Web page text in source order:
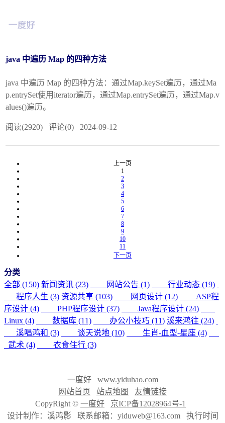
java 中遍历 Map 的四种方法
java 中遍历 Map 的四种方法：通过Map.keySet遍历，通过Ma
p.entrySet使用iterator遍历，通过Map.entrySet遍历，通过Map.v
alues()遍历。
阅读(2920) 评论(0) 2024-09-12
上一页
1
2
3
4
5
6
7
8
9
10
11
下一页
分类
全部 (150) 新闻资讯 (23) 网站公告 (1)
行业动态 (19)
程序人生 (3) 资源共享 (103) 网页设计 (12)
ASP程
序设计 (4)
PHP程序设计 (37)
Java程序设计 (24)
Linux (4)
数据库 (11) 办公小技巧 (11) 溪来鸿往 (24)
溪唱鸿和 (3)
谈天说地 (10)
生肖-血型-星座 (4)
武术 (4)
衣食住行 (3)
一度好 www.yiduhao.com
网站首页
站点地图
友情链接
CopyRight © 一度好
京ICP备12028964号-1
设计制作：溪鸿影 联系邮箱：yiduweb@163.com 执行时间